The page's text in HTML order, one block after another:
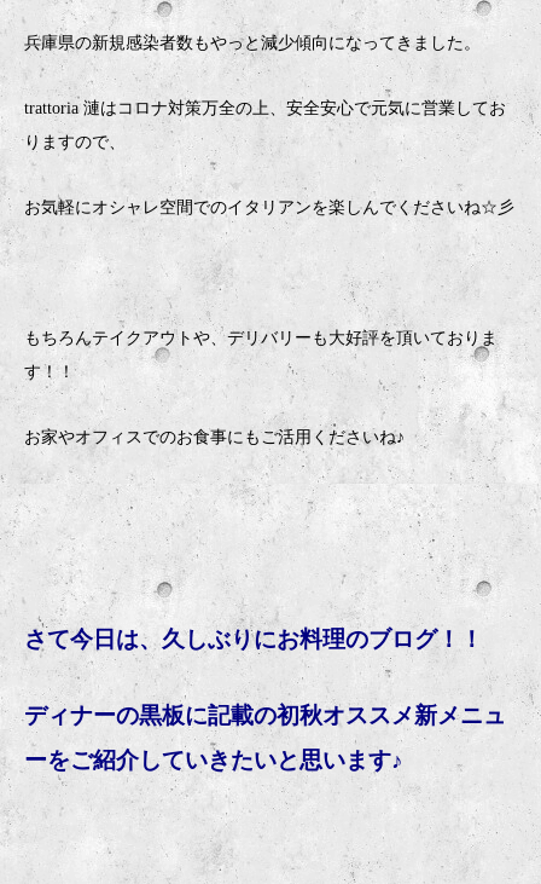
兵庫県の新規感染者数もやっと減少傾向になってきました。
trattoria 漣はコロナ対策万全の上、安全安心で元気に営業してお
りますので、
お気軽にオシャレ空間でのイタリアンを楽しんでくださいね☆彡
もちろんテイクアウトや、デリバリーも大好評を頂いておりま
す！！
お家やオフィスでのお食事にもご活用くださいね♪
さて今日は、久しぶりにお料理のブログ！！
ディナーの黒板に記載の初秋オススメ新メニュ
ーをご紹介していきたいと思います♪